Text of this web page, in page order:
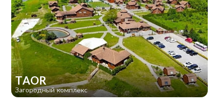
TAOR
Загородный комплекс